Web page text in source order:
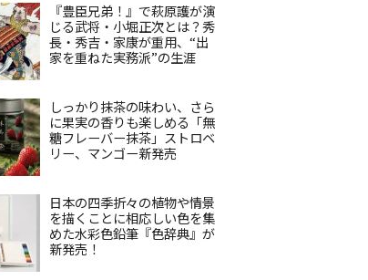
『豊臣兄弟！』で萩原護が演
じる武将・小堀正次とは？秀
長・秀吉・家康が重用、“出
家を重ねた実務派”の生涯
しっかり抹茶の味わい、さら
に果実の香りも楽しめる「無
糖フレーバー抹茶」ストロベ
リー、マンゴー新発売
日本の四季折々の植物や情景
を描くことに相応しい色を集
めた水彩色鉛筆『色辞典』が
新発売！